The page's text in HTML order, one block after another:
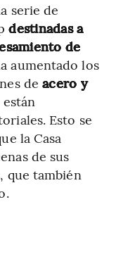
serie de
destinadas a
de
aumentado los
de acero y
Esto se
la Casa
de sus
que también